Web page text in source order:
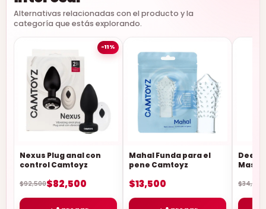
Alternativas relacionadas con el producto y la
categoría que estás explorando.
-11%
Nexus Plug anal con
control Camtoyz
$92,500$82,500
Mahal Funda para el
pene Camtoyz
$13,500 $34,500